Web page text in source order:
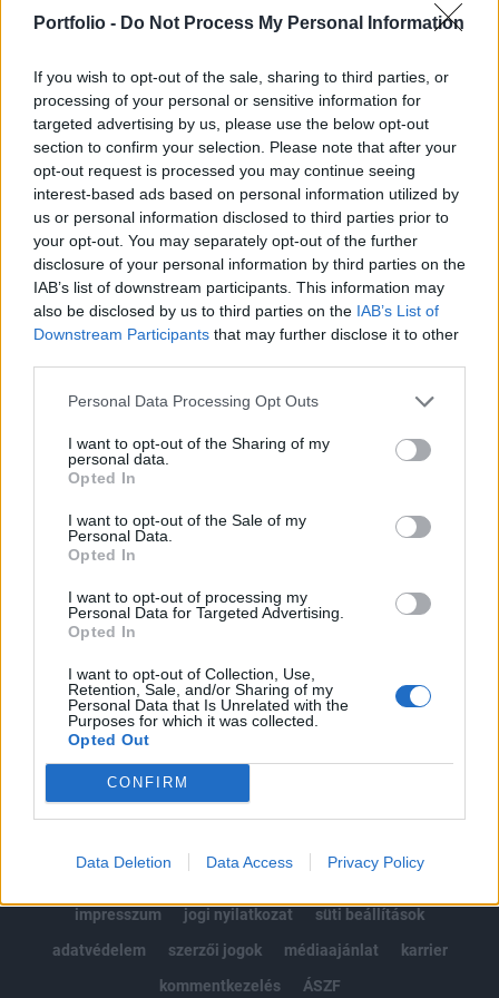
Portfolio - Do Not Process My Personal Information
If you wish to opt-out of the sale, sharing to third parties, or
processing of your personal or sensitive information for
targeted advertising by us, please use the below opt-out
section to confirm your selection. Please note that after your
opt-out request is processed you may continue seeing
interest-based ads based on personal information utilized by
us or personal information disclosed to third parties prior to
your opt-out. You may separately opt-out of the further
disclosure of your personal information by third parties on the
IAB’s list of downstream participants. This information may
also be disclosed by us to third parties on the IAB’s List of
Downstream Participants that may further disclose it to other
Personal Data Processing Opt Outs
I want to opt-out of the Sharing of my
personal data.
Opted In
I want to opt-out of the Sale of my
Personal Data.
Opted In
I want to opt-out of processing my
Personal Data for Targeted Advertising.
Opted In
I want to opt-out of Collection, Use,
Retention, Sale, and/or Sharing of my
Personal Data that Is Unrelated with the
Purposes for which it was collected.
Opted Out
CONFIRM
Data Deletion Data Access Privacy Policy
kereskedés, nagy mozgásokra ma sem
számítunk.
BUX: Jelentős változás nem történt tegnap, a szerdai fehér
gyertya nem nyert megerősítést, az index továbbra is a
21000 pontos támasz körül egyensúlyoz. Az irány továbbra
sem dőlt el, gyakorlatilag kereskedhetetlen a piac, tiszta
belépési pontokat csupán elvétve találni. Nehéz
meghatározni melyik irány lesz a mérvadó, egyelőre
azonban tovább folytatódhat az oldalazás....
KEDVES OLVASÓNK!
tartozik, melynek olvasása előfizetéses
regisztrációhoz kötött.
Az előfizetés a következőket tartalmazza:
Portfolio.hu teljes cikkarchívum
Kötéslisták: BÉT elmúlt 2 év napon belüli
kötéslistái
Előfizetés
MÁR ELŐFIZETŐNK VAGY?BEJELENTKEZÉS
impresszum
jogi nyilatkozat
süti beállítások
adatvédelem
szerzői jogok médiaajánlat
karrier
kommentkezelés
ÁSZF